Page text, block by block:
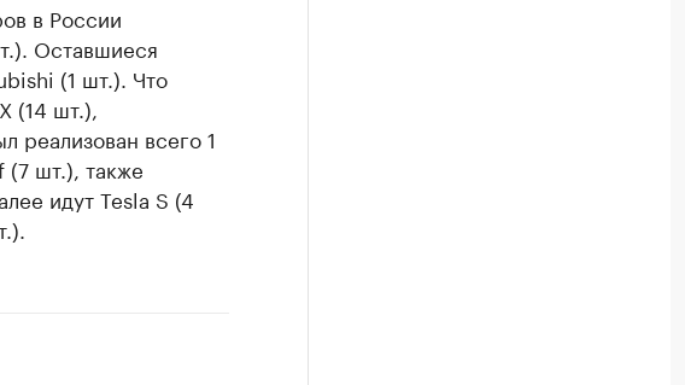
в России
Оставшиеся
(1 шт.). Что
(14 шт.),
реализован всего 1
(7 шт.), также
идут Tesla S (4